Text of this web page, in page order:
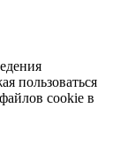
пользоваться
cookie в